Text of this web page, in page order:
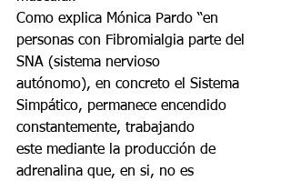
Como explica Mónica Pardo “en
personas con Fibromialgia parte del
SNA (sistema nervioso
autónomo), en concreto el Sistema
Simpático, permanece encendido
constantemente, trabajando
este mediante la producción de
adrenalina que, en si, no es